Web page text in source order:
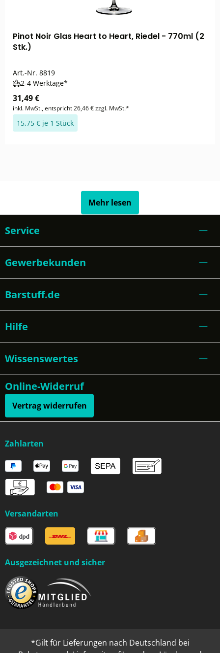
Pinot Noir Glas Heart to Heart, Riedel - 770ml (2
Stk.)
Art.-Nr. 8819
2-4 Werktage*
31,49 €
inkl. MwSt., entspricht 26,46 € zzgl. MwSt.*
15,75 € je 1 Stück
Mehr lesen
Service
Gewerbekunden
Barstuff.de
Hilfe
Wissenswertes
Online-Widerruf
Vertrag widerrufen
Zahlarten
Versandarten
Ausgezeichnet und sicher
*Gilt für Lieferungen nach Deutschland bei